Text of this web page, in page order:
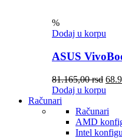
%
Dodaj u korpu
ASUS
81.165,00rsd
Dodaj u korpu
Računari
Računari
AMD
Intel